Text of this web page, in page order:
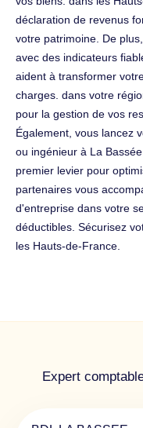
déclaration de revenus
votre patrimoine. De
avec des indicateurs
aident à transformer
charges. dans votre
pour la gestion de vos
Également, vous lancez
ou ingénieur à La
premier levier pour
partenaires vous
d'entreprise dans votre
déductibles. Sécurisez
les Hauts-de-France.
Expert